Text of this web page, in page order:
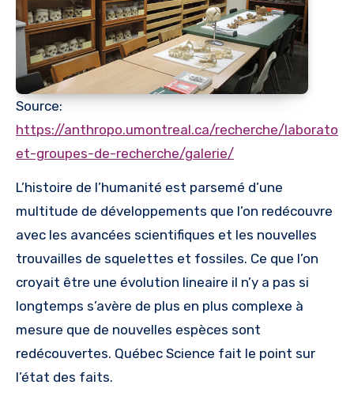
Source:
https://anthropo.umontreal.ca/recherche/
et-groupes-de-recherche/galerie/
L’histoire de l’humanité est parsemé d’une
multitude de développements que l’on redécouvre
avec les avancées scientifiques et les nouvelles
trouvailles de squelettes et fossiles. Ce que l’on
croyait être une évolution lineaire il n’y a pas si
longtemps s’avère de plus en plus complexe à
mesure que de nouvelles espèces sont
redécouvertes. Québec Science fait le point sur
l’état des faits.